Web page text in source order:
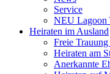
Service
NEU Lagoon
Heiraten im Ausland
Freie
Heiraten am
Anerkannte